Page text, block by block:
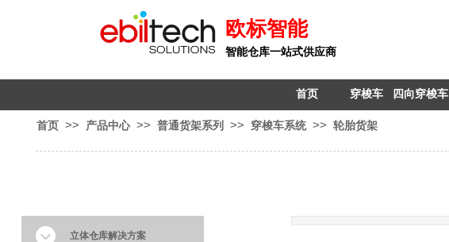
欧标智能
智能仓库一站式供应商
首页 穿梭车 四向穿梭车
首页 >> 产品中心 >> 普通货架系列 >> 穿梭车系统 >> 轮胎货架
立体仓库解决方案